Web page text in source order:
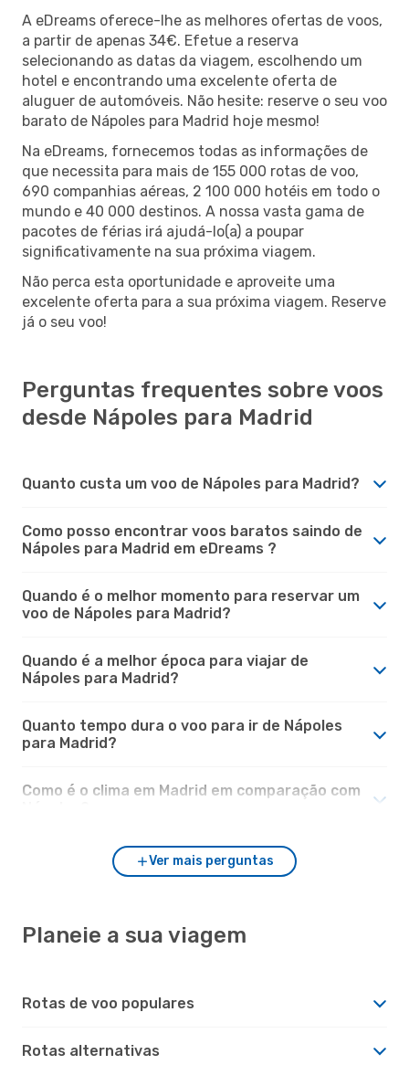
A eDreams oferece-lhe as melhores ofertas de voos,
a partir de apenas 34€. Efetue a reserva
selecionando as datas da viagem, escolhendo um
hotel e encontrando uma excelente oferta de
aluguer de automóveis. Não hesite: reserve o seu voo
barato de Nápoles para Madrid hoje mesmo!
Na eDreams, fornecemos todas as informações de
que necessita para mais de 155 000 rotas de voo,
690 companhias aéreas, 2 100 000 hotéis em todo o
mundo e 40 000 destinos. A nossa vasta gama de
pacotes de férias irá ajudá-lo(a) a poupar
significativamente na sua próxima viagem.
Não perca esta oportunidade e aproveite uma
excelente oferta para a sua próxima viagem. Reserve
já o seu voo!
Perguntas frequentes sobre voos
desde Nápoles para Madrid
Quanto custa um voo de Nápoles para Madrid?
Como posso encontrar voos baratos saindo de
Nápoles para Madrid em eDreams ?
Quando é o melhor momento para reservar um
voo de Nápoles para Madrid?
Quando é a melhor época para viajar de
Nápoles para Madrid?
Quanto tempo dura o voo para ir de Nápoles
para Madrid?
Como é o clima em Madrid em comparação com
Ver mais perguntas
Planeie a sua viagem
Rotas de voo populares
Rotas alternativas